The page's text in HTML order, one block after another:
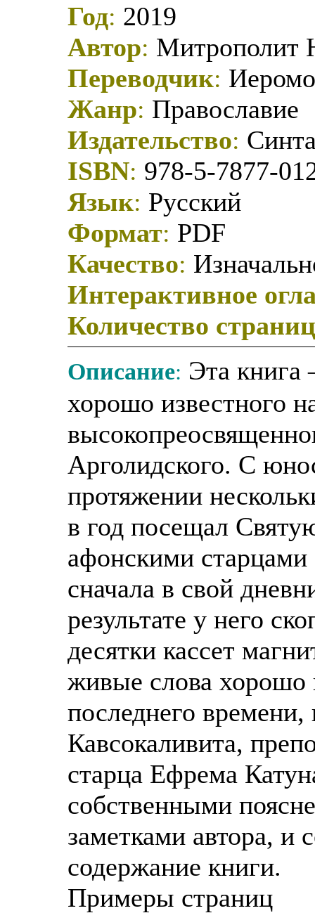
Год: 2019
Автор: Митрополит
Переводчик:
Жанр: Православие
Издательство:
ISBN: 978-5-7877-
Язык: Русский
Формат: PDF
Качество:
Интерактивное
Количество страниц
Описание: Эта книга
хорошо известного
Арголидского. С
протяжении
в год посещал
афонскими старцами
сначала в свой
результате у него
десятки кассет
живые слова хорошо
последнего
Кавсокаливита,
старца Ефрема
собственными
заметками автора, и
содержание книги.
Примеры страниц